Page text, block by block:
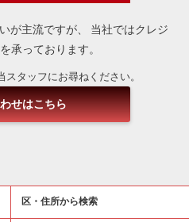
が主流ですが、
当社ではクレジ
承っております。
タッフにお尋ねください。
せはこちら
区・住所から検索